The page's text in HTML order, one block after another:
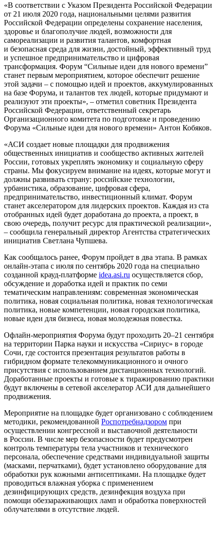
«В соответствии с Указом Президента Российской Федерации
от 21 июля 2020 года, национальными целями развития
Российской Федерации определены сохранение населения,
здоровье и благополучие людей, возможности для
самореализации и развития талантов, комфортная
и безопасная среда для жизни, достойный, эффективный труд
и успешное предпринимательство и цифровая
трансформация. Форум “Сильные идеи для нового времени”
станет первым мероприятием, которое обеспечит решение
этой задачи – с помощью идей и проектов, аккумулированных
на базе Форума, и талантов тех людей, которые придумают и
реализуют эти проекты», – отметил советник Президента
Российской Федерации, ответственный секретарь
Организационного комитета по подготовке и проведению
Форума «Сильные идеи для нового времени» Антон Кобяков.
«АСИ создает новые площадки для продвижения
общественных инициатив и сообщество активных жителей
России, готовых укреплять экономику и социальную сферу
страны. Мы фокусируем внимание на идеях, которые могут и
должны развивать страну: российские технологии,
урбанистика, образование, цифровая сфера,
предпринимательство, инвестиционный климат. Форум
станет акселератором для лидерских проектов. Каждая из ста
отобранных идей будет доработана до проекта, а проект, в
свою очередь, получит ресурс для практической реализации»,
– сообщила генеральный директор Агентства стратегических
инициатив Светлана Чупшева.
Как сообщалось ранее, Форум пройдет в два этапа. В рамках
онлайн-этапа с июля по сентябрь 2020 года на специально
созданной крауд-платформе idea.asi.ru осуществляется сбор,
обсуждение и доработка идей и практик по семи
тематическим направлениям: современная экономическая
политика, новая социальная политика, новая технологическая
политика, новые компетенции, новая городская политика,
новые идеи для бизнеса, новая молодежная повестка.
Офлайн-мероприятия Форума будут проходить 20–21 сентября
на территории Парка науки и искусства «Сириус» в городе
Сочи, где состоится презентация результатов работы в
гибридном формате телекоммуникационного и очного
присутствия с использованием дистанционных технологий.
Доработанные проекты и готовые к тиражированию практики
будут включены в сетевой акселератор АСИ для дальнейшего
продвижения.
Мероприятие на площадке будет организовано с соблюдением
методики, рекомендованной Роспотребнадзором при
осуществлении конгрессной и выставочной деятельности
в России. В числе мер безопасности будет предусмотрен
контроль температуры тела участников и технического
персонала, обеспечение средствами индивидуальной защиты
(масками, перчатками), будет установлено оборудование для
обработки рук кожными антисептиками. На площадке будет
проводиться влажная уборка с применением
дезинфицирующих средств, дезинфекция воздуха при
помощи обеззараживающих ламп и обработка поверхностей
облучателями в отсутствие людей.